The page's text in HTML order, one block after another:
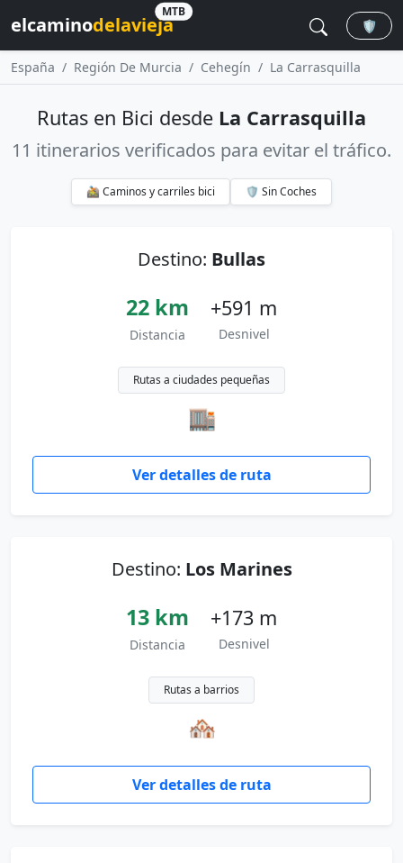
elcaminodelavieja
MTB
🛡️
España Región De Murcia Cehegín La Carrasquilla
Rutas en Bici desde La Carrasquilla
11 itinerarios verificados para evitar el tráfico.
🚵 Caminos y carriles bici 🛡️ Sin Coches
Destino: Bullas
22 km
Distancia
+591 m
Desnivel
Rutas a ciudades pequeñas
🏬
Ver detalles de ruta
Destino: Los Marines
13 km
Distancia
+173 m
Desnivel
Rutas a barrios
🏘
Ver detalles de ruta